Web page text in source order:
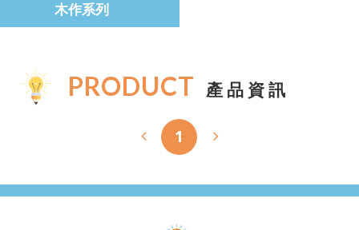
木作系列
PRODUCT 產品資訊
1